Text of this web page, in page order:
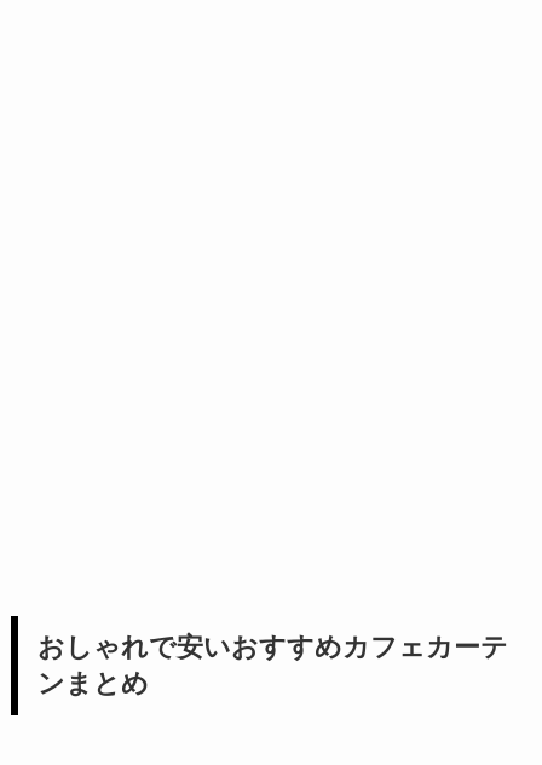
おしゃれで安いおすすめカフェカーテ
ンまとめ